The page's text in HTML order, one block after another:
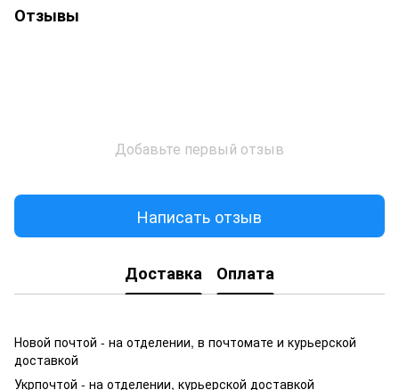
Отзывы
Добавьте первый отзыв
Написать отзыв
Доставка Оплата
Новой почтой - на отделении, в почтомате и курьерской
доставкой
Укрпочтой - на отделении, курьерской доставкой